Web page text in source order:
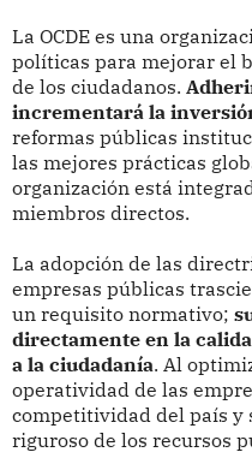
La OCDE es una
políticas para mejorar el
de los ciudadanos.
incrementará la
reformas públicas
las mejores prácticas
organización está
miembros directos.
La adopción de las
empresas públicas
un requisito normativo;
directamente en la
a la ciudadanía. Al
operatividad de las
competitividad del país y
riguroso de los recursos